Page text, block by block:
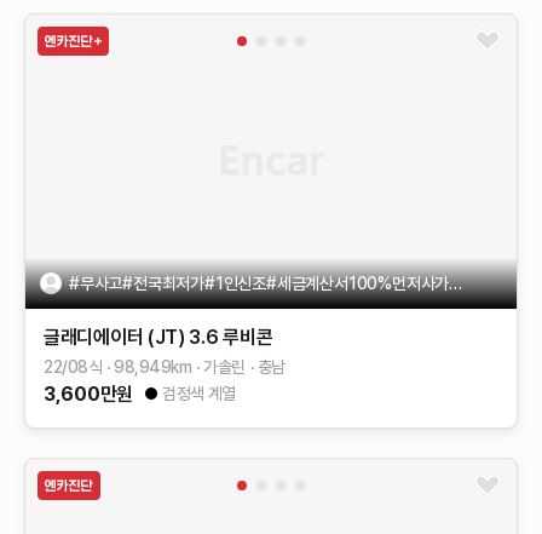
#무사고#전국최저가#1인신조#세금계산서100%먼저사가시는분이승
글래디에이터 (JT) 3.6 루비콘
22/08식 98,949km 가솔린 충남
3,600만원 검정색 계열